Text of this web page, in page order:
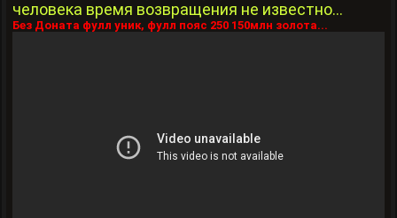
человека время возвращения не известно...
Без Доната фулл уник, фулл пояс 250 150млн золота...